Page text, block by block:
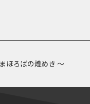
ほろばの煌めき ～